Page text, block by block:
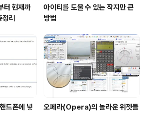
터 현재까
리
아이티를 도울 수 있는 작지만 큰
방법
드폰에 넣
오페라(Opera)의 놀라운 위젯들